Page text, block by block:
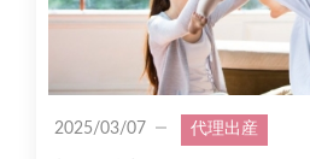
2025/03/07 代理出産